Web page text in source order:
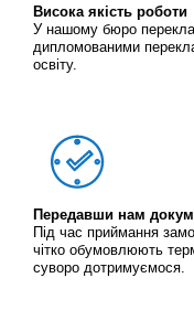
Висока якість роботи
У нашому бюро
дипломованими
освіту.
Передавши нам
Під час приймання
чітко обумовлюють
суворо дотримуємося.